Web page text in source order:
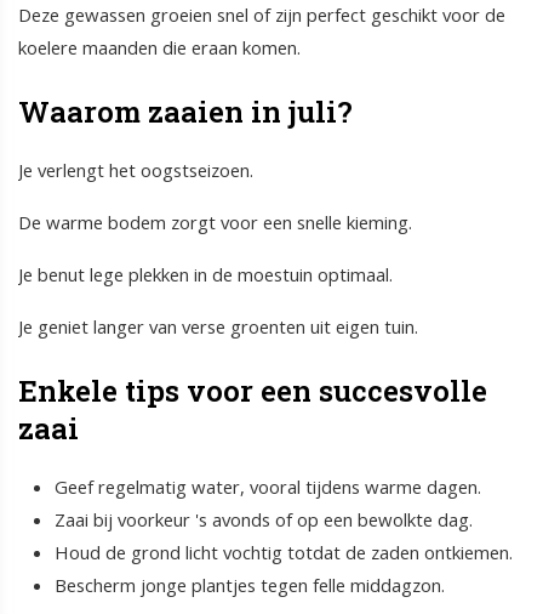
Deze gewassen groeien snel of zijn perfect geschikt voor de
koelere maanden die eraan komen.
Waarom zaaien in juli?
Je verlengt het oogstseizoen.
De warme bodem zorgt voor een snelle kieming.
Je benut lege plekken in de moestuin optimaal.
Je geniet langer van verse groenten uit eigen tuin.
Enkele tips voor een succesvolle
zaai
Geef regelmatig water, vooral tijdens warme dagen.
Zaai bij voorkeur 's avonds of op een bewolkte dag.
Houd de grond licht vochtig totdat de zaden ontkiemen.
Bescherm jonge plantjes tegen felle middagzon.